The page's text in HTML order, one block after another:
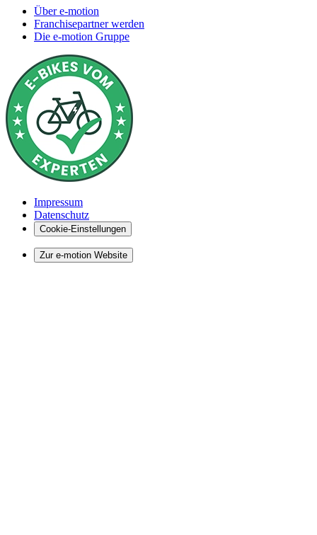
Über e-motion
Franchisepartner werden
Die e-motion Gruppe
Impressum
Datenschutz
Cookie-Einstellungen
Zur e-motion Website